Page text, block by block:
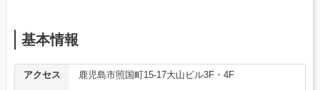
基本情報
アクセス
鹿児島市照国町15-17大山ビル3F・4F